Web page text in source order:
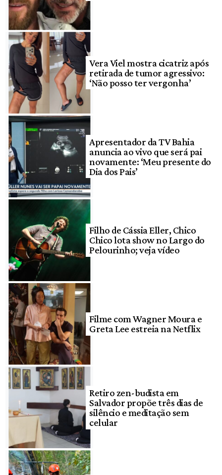
Vera Viel mostra cicatriz após
retirada de tumor agressivo:
‘Não posso ter vergonha’
Apresentador da TV Bahia
anuncia ao vivo que será pai
novamente: ‘Meu presente do
Dia dos Pais’
Filho de Cássia Eller, Chico
Chico lota show no Largo do
Pelourinho; veja vídeo
Filme com Wagner Moura e
Greta Lee estreia na Netflix
Retiro zen-budista em
Salvador propõe três dias de
silêncio e meditação sem
celular